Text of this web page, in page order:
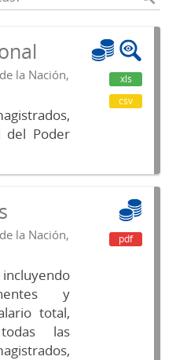
la Nación,
del Poder
xls
csv
la Nación,
y
total,
las
pdf